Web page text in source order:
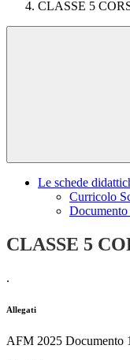
CLASSE 5
Le schede
Curricolo
CLASSE 5
.
Allegati
AFM 2025 Documento